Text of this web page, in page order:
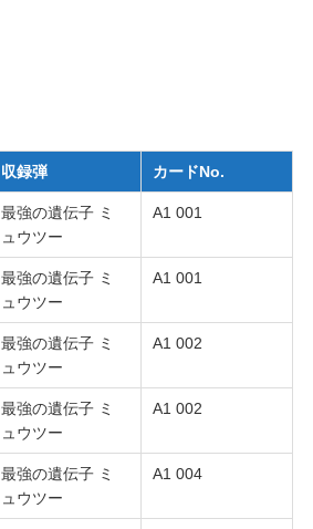
収録弾 カードNo.
最強の遺伝子 ミ
ュウツー
A1 001
最強の遺伝子 ミ
ュウツー
A1 001
最強の遺伝子 ミ
ュウツー
A1 002
最強の遺伝子 ミ
ュウツー
A1 002
最強の遺伝子 ミ
ュウツー
A1 004